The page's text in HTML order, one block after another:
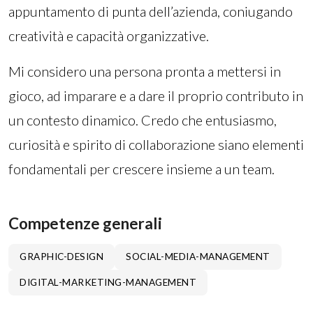
appuntamento di punta dell’azienda, coniugando
creatività e capacità organizzative.
Mi considero una persona pronta a mettersi in
gioco, ad imparare e a dare il proprio contributo in
un contesto dinamico. Credo che entusiasmo,
curiosità e spirito di collaborazione siano elementi
fondamentali per crescere insieme a un team.
Competenze generali
GRAPHIC-DESIGN SOCIAL-MEDIA-MANAGEMENT
DIGITAL-MARKETING-MANAGEMENT